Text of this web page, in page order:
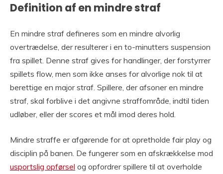
Definition af en mindre straf
En mindre straf defineres som en mindre alvorlig
overtrædelse, der resulterer i en to-minutters suspension
fra spillet. Denne straf gives for handlinger, der forstyrrer
spillets flow, men som ikke anses for alvorlige nok til at
berettige en major straf. Spillere, der afsoner en mindre
straf, skal forblive i det angivne straffområde, indtil tiden
udløber, eller der scores et mål imod deres hold.
Mindre straffe er afgørende for at opretholde fair play og
disciplin på banen. De fungerer som en afskrækkelse mod
usportslig opførsel og opfordrer spillere til at overholde